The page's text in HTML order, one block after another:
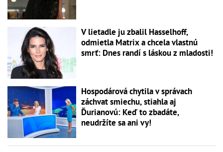
V lietadle ju zbalil Hasselhoff,
odmietla Matrix a chcela vlastnú
smrť: Dnes randí s láskou z mladosti!
Hospodárová chytila v správach
záchvat smiechu, stiahla aj
Ďurianovú: Keď to zbadáte,
neudržíte sa ani vy!